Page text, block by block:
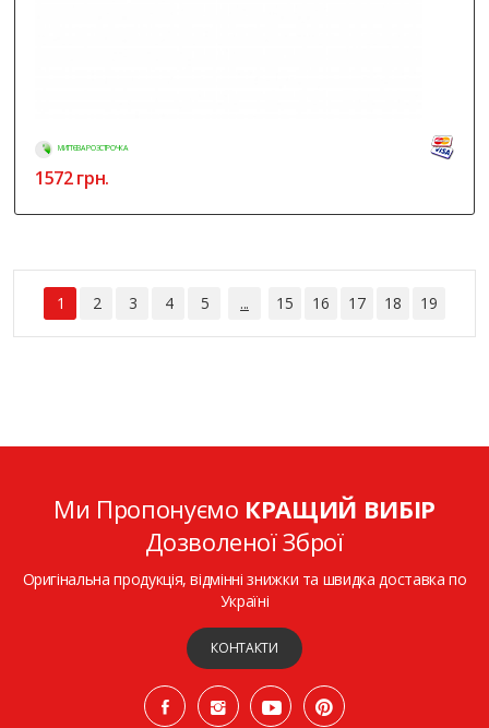
МИТТЄВА РОЗСТРОЧКА
1572грн.
1 2 3 4 5 ... 15 16 17 18 19
Ми Пропонуємо КРАЩИЙ ВИБІР
Дозволеної Зброї
Оригінальна продукція, відмінні знижки та швидка доставка по
Україні
КОНТАКТИ